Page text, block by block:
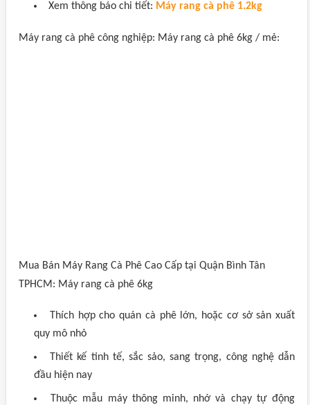
Xem thông báo chi tiết: Máy rang cà phê 1.2kg
Máy rang cà phê công nghiệp: Máy rang cà phê 6kg / mẻ:
Mua Bán Máy Rang Cà Phê Cao Cấp tại Quận Bình Tân
TPHCM: Máy rang cà phê 6kg
Thích hợp cho quán cà phê lớn, hoặc cơ sở sản xuất
quy mô nhỏ
Thiết kế tinh tế, sắc sảo, sang trọng, công nghệ dẫn
đầu hiện nay
Thuộc mẫu máy thông minh, nhớ và chạy tự động